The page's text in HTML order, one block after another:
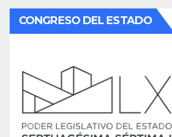
CONGRESO DEL ESTADO